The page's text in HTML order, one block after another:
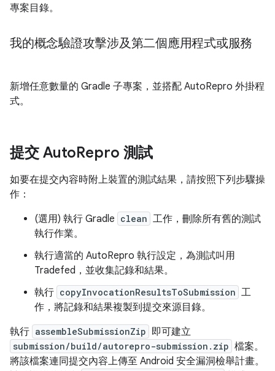
專案目錄。
我的概念驗證攻擊涉及第二個應用程式或服務
新增任意數量的 Gradle 子專案，並搭配 AutoRepro 外掛程
式。
提交 AutoRepro 測試
如要在提交內容時附上裝置的測試結果，請按照下列步驟操
作：
(選用) 執行 Gradle clean 工作，刪除所有舊的測試
執行作業。
執行適當的 AutoRepro 執行設定，為測試叫用
Tradefed，並收集記錄和結果。
執行 copyInvocationResultsToSubmission 工
作，將記錄和結果複製到提交來源目錄。
執行 assembleSubmissionZip 即可建立
submission/build/autorepro-submission.zip 檔案。
將該檔案連同提交內容上傳至 Android 安全漏洞檢舉計畫。